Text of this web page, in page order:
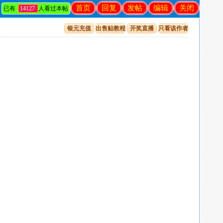
关闭
编辑
发帖
回复
首页
已有 14127 人看过本帖
银元充值 出售贴教程 开奖直播 只看该作者